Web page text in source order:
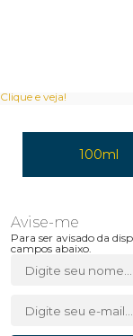
Clique e veja!
100ml
Para ser avisado da
campos abaixo.